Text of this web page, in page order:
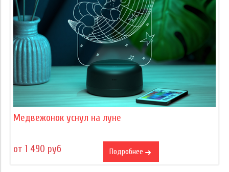
Медвежонок уснул на луне
от 1 490 руб Подробнее